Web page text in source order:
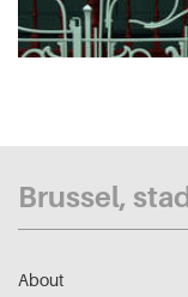
Brussel,
About